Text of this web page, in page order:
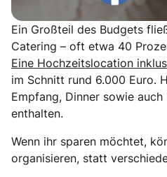
Ein Großteil des Budgets
Catering – oft etwa 40
Eine Hochzeitslocation
im Schnitt rund 6.000 Euro.
Empfang, Dinner sowie
enthalten.
Wenn ihr sparen möchtet,
organisieren, statt